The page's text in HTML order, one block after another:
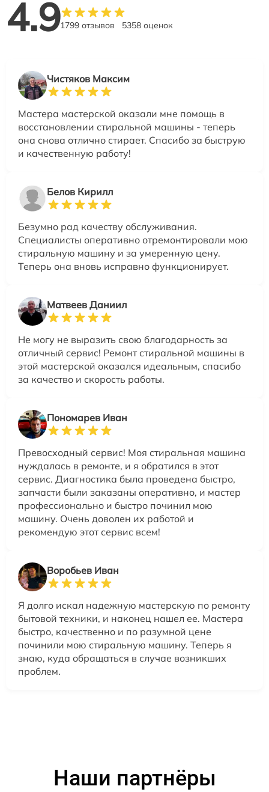
4.91799 отзывов 5358 оценок
Чистяков Максим
Мастера мастерской оказали мне помощь в
восстановлении стиральной машины - теперь
она снова отлично стирает. Спасибо за быструю
и качественную работу!
Белов Кирилл
Безумно рад качеству обслуживания.
Специалисты оперативно отремонтировали мою
стиральную машину и за умеренную цену.
Теперь она вновь исправно функционирует.
Матвеев Даниил
Не могу не выразить свою благодарность за
отличный сервис! Ремонт стиральной машины в
этой мастерской оказался идеальным, спасибо
за качество и скорость работы.
Пономарев Иван
Превосходный сервис! Моя стиральная машина
нуждалась в ремонте, и я обратился в этот
сервис. Диагностика была проведена быстро,
запчасти были заказаны оперативно, и мастер
профессионально и быстро починил мою
машину. Очень доволен их работой и
рекомендую этот сервис всем!
Воробьев Иван
Я долго искал надежную мастерскую по ремонту
бытовой техники, и наконец нашел ее. Мастера
быстро, качественно и по разумной цене
починили мою стиральную машину. Теперь я
знаю, куда обращаться в случае возникших
проблем.
Наши партнёры